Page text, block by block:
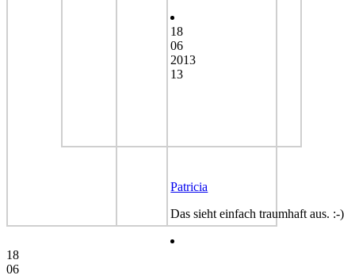
18
06
2013
13
Patricia
Das sieht einfach traumhaft aus. :-)
18
06